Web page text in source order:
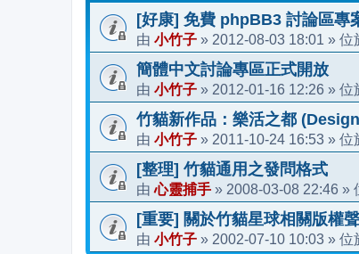
[好康] 免費 phpBB3 討論區專
由 小竹子 » 2012-08-03 18:01 » 位
簡體中文討論專區正式開放
由 小竹子 » 2012-01-16 12:26 » 位
竹貓新作品：樂活之都
由 小竹子 » 2011-10-24 16:53 » 位
[整理] 竹貓通用之發問格式
由心靈捕手 » 2008-03-08 22:46 »
[重要] 關於竹貓星球相關版權
由 小竹子 » 2002-07-10 10:03 » 位